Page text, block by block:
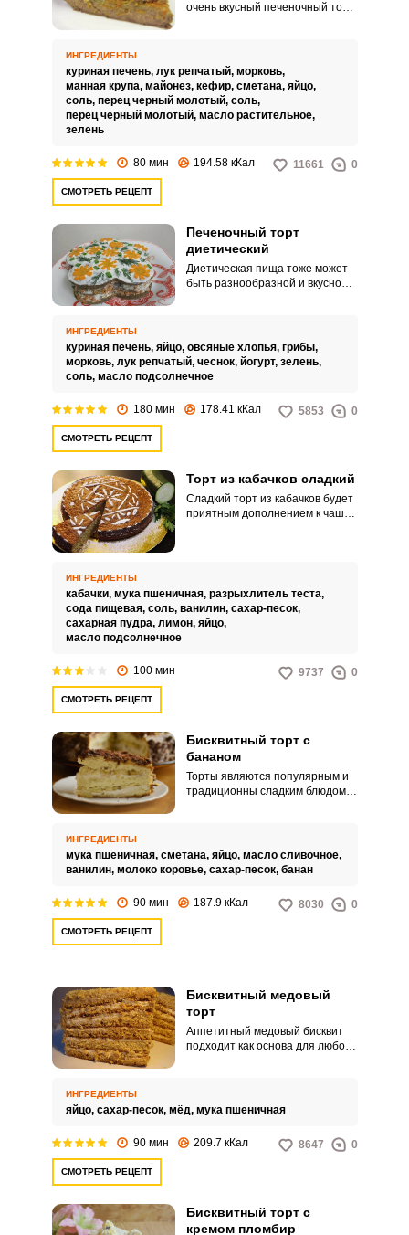
очень вкусный печеночный торт
используем пассированные
овощи, которые придают торту
сочность, пикантность и аромат.
ИНГРЕДИЕНТЫ
куриная печень, лук репчатый, морковь,
манная крупа, майонез, кефир, сметана, яйцо,
соль, перец черный молотый, соль,
перец черный молотый, масло растительное,
зелень
80 мин 194.58 кКал 11661 0
СМОТРЕТЬ РЕЦЕПТ
Печеночный торт
диетический
Диетическая пища тоже может
быть разнообразной и вкусной.
ИНГРЕДИЕНТЫ
куриная печень, яйцо, овсяные хлопья, грибы,
морковь, лук репчатый, чеснок, йогурт, зелень,
соль, масло подсолнечное
180 мин 178.41 кКал 5853 0
СМОТРЕТЬ РЕЦЕПТ
Торт из кабачков сладкий
Сладкий торт из кабачков будет
приятным дополнением к чашке
ИНГРЕДИЕНТЫ
кабачки, мука пшеничная, разрыхлитель теста,
сода пищевая, соль, ванилин, сахар-песок,
сахарная пудра, лимон, яйцо,
масло подсолнечное
100 мин 9737 0
СМОТРЕТЬ РЕЦЕПТ
Бисквитный торт с
бананом
Торты являются популярным и
традиционны сладким блюдом,
праздничного стола. Несмотря
на огромное множество
способов приготовления и
взгляд, беспроигрышным
банана.
ИНГРЕДИЕНТЫ
мука пшеничная, сметана, яйцо, масло сливочное,
ванилин, молоко коровье, сахар-песок, банан
90 мин 187.9 кКал 8030 0
СМОТРЕТЬ РЕЦЕПТ
Бисквитный медовый
торт
Аппетитный медовый бисквит
подходит как основа для любого
собирать в торт с любым
кремом, любой начинкой – будь
или сухофруктами.
ИНГРЕДИЕНТЫ
яйцо, сахар-песок, мёд, мука пшеничная
90 мин 209.7 кКал 8647 0
СМОТРЕТЬ РЕЦЕПТ
Бисквитный торт с
кремом пломбир